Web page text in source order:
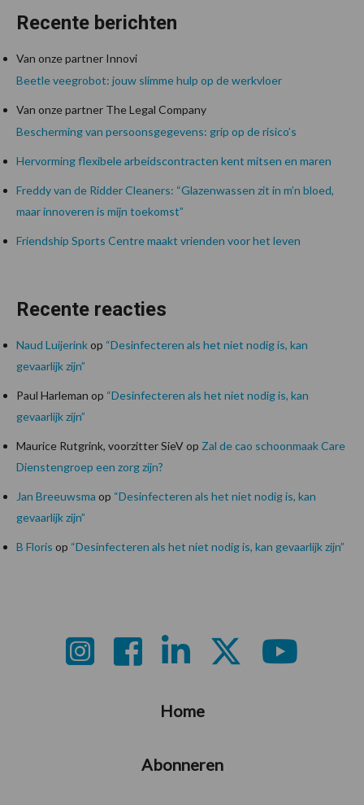
Recente berichten
Van onze partner Innovi
Beetle veegrobot: jouw slimme hulp op de werkvloer
Van onze partner The Legal Company
Bescherming van persoonsgegevens: grip op de risico’s
Hervorming flexibele arbeidscontracten kent mitsen en maren
Freddy van de Ridder Cleaners: “Glazenwassen zit in m’n bloed,
maar innoveren is mijn toekomst”
Friendship Sports Centre maakt vrienden voor het leven
Recente reacties
Naud Luijerinkop “Desinfecteren als het niet nodig is, kan
gevaarlijk zijn”
Paul Harleman op “Desinfecteren als het niet nodig is, kan
gevaarlijk zijn”
Maurice Rutgrink, voorzitter SieVop Zal de cao schoonmaak Care
Dienstengroep een zorg zijn?
Jan Breeuwsma op “Desinfecteren als het niet nodig is, kan
gevaarlijk zijn”
B Floris op “Desinfecteren als het niet nodig is, kan gevaarlijk zijn”
Home
Abonneren